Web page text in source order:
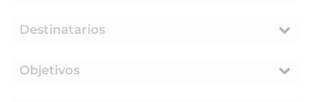
Destinatarios
Objetivos